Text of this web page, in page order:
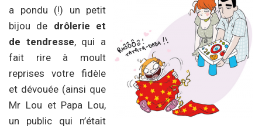
a pondu (!) un petit
bijou de drôlerie et
de tendresse, qui a
fait rire à moult
reprises votre fidèle
et dévouée (ainsi que
Mr Lou et Papa Lou,
un public qui n’était